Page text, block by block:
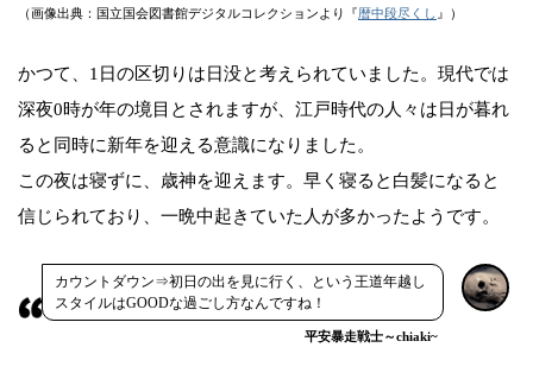
（画像出典：国立国会図書館デジタルコレクションより『暦中段尽くし 』）
かつて、1日の区切りは日没と考えられていました。現代では
深夜0時が年の境目とされますが、江戸時代の人々は日が暮れ
ると同時に新年を迎える意識になりました。
この夜は寝ずに、歳神を迎えます。早く寝ると白髪になると
信じられており、一晩中起きていた人が多かったようです。
カウントダウン⇒初日の出を見に行く、という王道年越し
スタイルはGOODな過ごし方なんですね！
平安暴走戦士～chiaki~